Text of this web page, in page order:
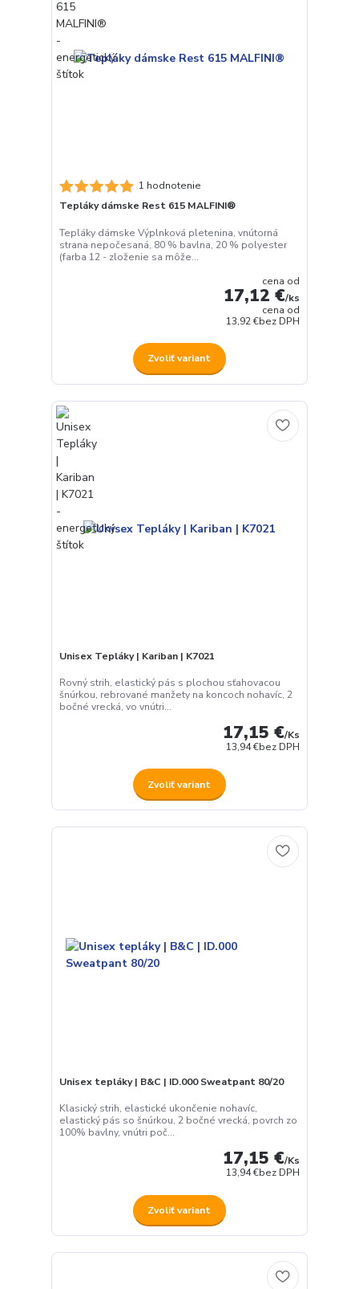
1 hodnotenie
Tepláky dámske Rest 615 MALFINI®
Tepláky dámske Výplnková pletenina, vnútorná
strana nepočesaná, 80 % bavlna, 20 % polyester
(farba 12 - zloženie sa môže...
cena od
17,12 €/ks
cena od
13,92 €bez DPH
Zvoliť variant
Unisex Tepláky | Kariban | K7021
Rovný strih, elastický pás s plochou sťahovacou
šnúrkou, rebrované manžety na koncoch nohavíc, 2
bočné vrecká, vo vnútri...
17,15 €/Ks
13,94 €bez DPH
Zvoliť variant
Unisex tepláky | B&C | ID.000 Sweatpant 80/20
Klasický strih, elastické ukončenie nohavíc,
elastický pás so šnúrkou, 2 bočné vrecká, povrch zo
100% bavlny, vnútri poč...
17,15 €/Ks
13,94 €bez DPH
Zvoliť variant